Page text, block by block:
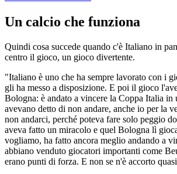
Un calcio che funziona
Quindi cosa succede quando c'è Italiano in
centro il gioco, un gioco divertente.
"Italiano è uno che ha sempre lavorato con i
gli ha messo a disposizione. E poi il gioco
Bologna: è andato a vincere la Coppa Italia in
avevano detto di non andare, anche io per la
non andarci, perché poteva fare solo peggio
aveva fatto un miracolo e quel Bologna lì
vogliamo, ha fatto ancora meglio andando a
abbiano venduto giocatori importanti come
erano punti di forza. E non se n'è accorto